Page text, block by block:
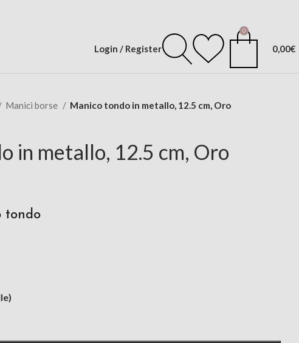
Login / Register
0
0,00€
Manici borse Manico tondo in metallo, 12.5 cm, Oro
in metallo, 12.5 cm, Oro
tondo